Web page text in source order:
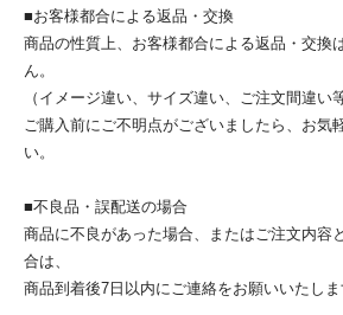
■お客様都合による返品・交換
商品の性質上、お客様都合による返品・交換
ん。
（イメージ違い、サイズ違い、ご注文間違い等
ご購入前にご不明点がございましたら、お気
い。
■不良品・誤配送の場合
商品に不良があった場合、またはご注文内容
合は、
商品到着後7日以内にご連絡をお願いいたしま